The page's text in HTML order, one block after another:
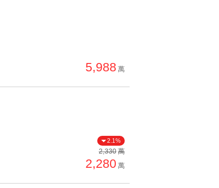
5,988 萬
2.1%
2,330萬
2,280 萬